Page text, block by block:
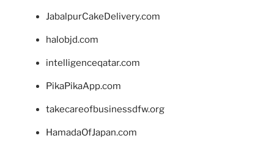
JabalpurCakeDelivery.com
halobjd.com
intelligenceqatar.com
PikaPikaApp.com
takecareofbusinessdfw.org
HamadaOfJapan.com